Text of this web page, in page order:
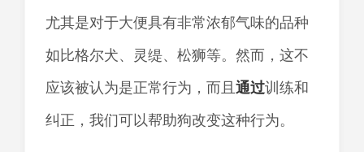
尤其是对于大便具有非常浓郁气味的品种
如比格尔犬、灵缇、松狮等。然而，这不
应该被认为是正常行为，而且 通过训练和
纠正，我们可以帮助狗改变这种行为。